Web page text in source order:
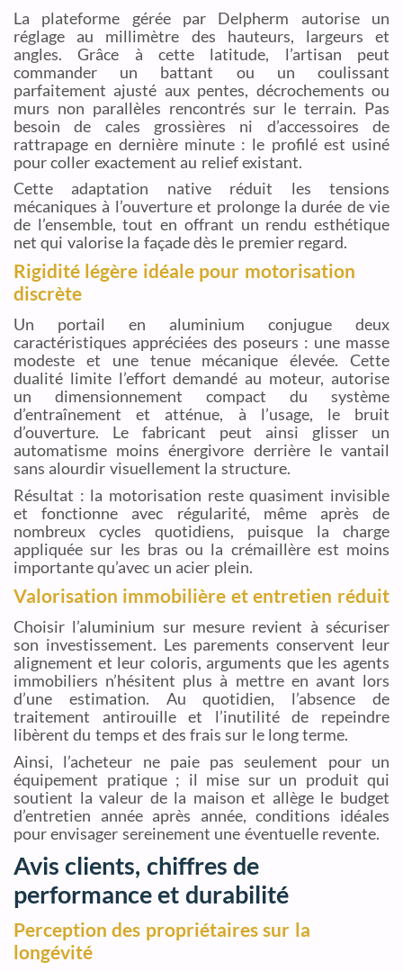
La plateforme gérée par Delpherm autorise un
réglage au millimètre des hauteurs, largeurs et
angles. Grâce à cette latitude, l’artisan peut
commander un battant ou un coulissant
parfaitement ajusté aux pentes, décrochements ou
murs non parallèles rencontrés sur le terrain. Pas
besoin de cales grossières ni d’accessoires de
rattrapage en dernière minute : le profilé est usiné
pour coller exactement au relief existant.
Cette adaptation native réduit les tensions
mécaniques à l’ouverture et prolonge la durée de vie
de l’ensemble, tout en offrant un rendu esthétique
net qui valorise la façade dès le premier regard.
Rigidité légère idéale pour motorisation
discrète
Un portail en aluminium conjugue deux
caractéristiques appréciées des poseurs : une masse
modeste et une tenue mécanique élevée. Cette
dualité limite l’effort demandé au moteur, autorise
un dimensionnement compact du système
d’entraînement et atténue, à l’usage, le bruit
d’ouverture. Le fabricant peut ainsi glisser un
automatisme moins énergivore derrière le vantail
sans alourdir visuellement la structure.
Résultat : la motorisation reste quasiment invisible
et fonctionne avec régularité, même après de
nombreux cycles quotidiens, puisque la charge
appliquée sur les bras ou la crémaillère est moins
importante qu’avec un acier plein.
Valorisation immobilière et entretien réduit
Choisir l’aluminium sur mesure revient à sécuriser
son investissement. Les parements conservent leur
alignement et leur coloris, arguments que les agents
immobiliers n’hésitent plus à mettre en avant lors
d’une estimation. Au quotidien, l’absence de
traitement antirouille et l’inutilité de repeindre
libèrent du temps et des frais sur le long terme.
Ainsi, l’acheteur ne paie pas seulement pour un
équipement pratique ; il mise sur un produit qui
soutient la valeur de la maison et allège le budget
d’entretien année après année, conditions idéales
pour envisager sereinement une éventuelle revente.
Avis clients, chiffres de
performance et durabilité
Perception des propriétaires sur la
longévité